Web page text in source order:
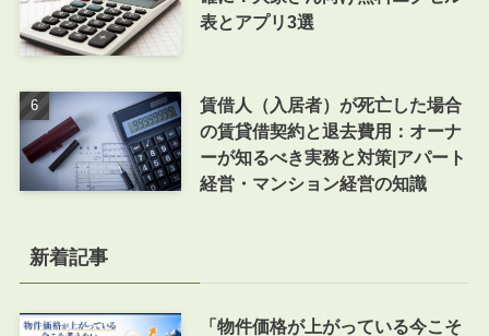
表とアプリ3選
賃借人（入居者）が死亡した場合
の賃貸借契約と退去費用：オーナ
ーが知るべき実務と対策|アパート
経営・マンション経営の知識
新着記事
「物件価格が上がっている今こそ